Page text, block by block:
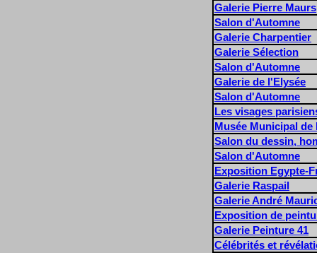
Galerie Pierre Maurs
Salon d'Automne
Galerie Charpentier
Galerie Sélection
Salon d'Automne
Galerie de l'Elysée
Salon d'Automne
Les visages
Musée Municipal de
Salon du dessin,
Salon d'Automne
Exposition Egypte-
Galerie Raspail
Galerie André
Exposition de
Galerie Peinture 41
Célébrités et